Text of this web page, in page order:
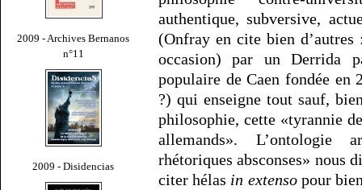
2009 - Archives Bernanos
n°11
2009 - Disidencias
authentique, subversive,
(Onfray en cite bien d’autres
occasion) par un Derrida
populaire de Caen fondée
?) qui enseigne tout sauf,
philosophie, cette «tyrannie
allemands». L’ontologie
rhétoriques absconses»
citer hélas in extensopour